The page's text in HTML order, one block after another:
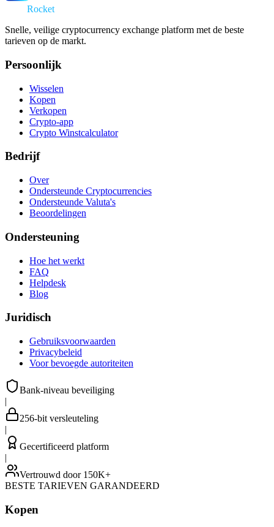
Rocket
Snelle, veilige cryptocurrency exchange platform met de beste
tarieven op de markt.
Persoonlijk
Wisselen
Kopen
Verkopen
Crypto-app
Crypto Winstcalculator
Bedrijf
Over
Ondersteunde Cryptocurrencies
Ondersteunde Valuta's
Beoordelingen
Ondersteuning
Hoe het werkt
FAQ
Helpdesk
Blog
Juridisch
Gebruiksvoorwaarden
Privacybeleid
Voor bevoegde autoriteiten
Bank-niveau beveiliging
|
256-bit versleuteling
|
Gecertificeerd platform
|
Vertrouwd door 150K+
BESTE TARIEVEN GARANDEERD
Kopen